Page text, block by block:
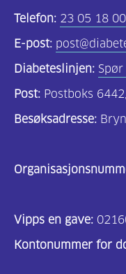
oppskrifter
(690)
oss
(302)
til
(195)
For
Telefon: 23 05 18 00
E-post:
Diabeteslinjen:
Post: Postboks
Besøksadresse:
Vipps en gave:
Kontonummer for